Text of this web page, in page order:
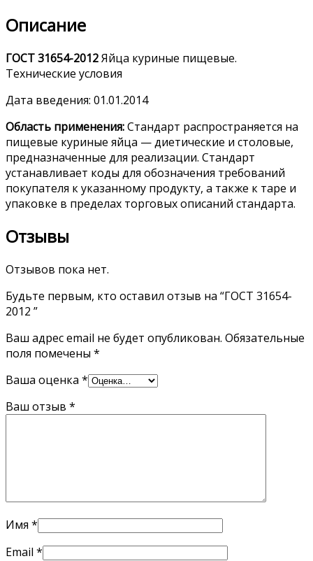
Описание
ГОСТ31654-2012Яйца куриные пищевые.
Технические условия
Дата введения: 01.01.2014
Область применения:Стандарт распространяется на
пищевые куриные яйца — диетические и столовые,
предназначенные для реализации. Стандарт
устанавливает коды для обозначения требований
покупателя к указанному продукту, а также к таре и
упаковке в пределах торговых описаний стандарта.
Отзывы
Отзывов пока нет.
Будьте первым, кто оставил отзыв на “ГОСТ 31654-
2012 ”
Ваш адрес email не будет опубликован. Обязательные
поля помечены *
Ваша оценка *
Ваш отзыв *
Имя *
Email *